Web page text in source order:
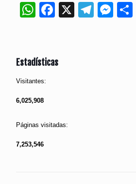
WhatsApp
Facebook
X
Estadísticas
Visitantes:
6,025,908
Páginas visitadas:
7,253,546